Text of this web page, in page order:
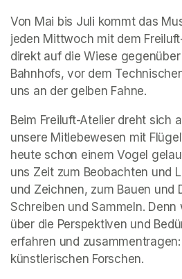
Von Mai bis Juli kommt das
jeden Mittwoch mit dem
direkt auf die Wiese
Bahnhofs, vor dem
uns an der gelben Fahne.
Beim Freiluft-Atelier dreht sich
unsere Mitlebewesen mit
heute schon einem Vogel
uns Zeit zum Beobachten und
und Zeichnen, zum Bauen und
Schreiben und Sammeln.
über die Perspektiven und
erfahren und
künstlerischen Forschen.